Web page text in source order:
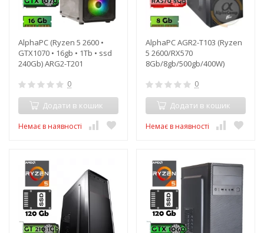
AlphaPC (Ryzen 5 2600 •
GTX1070 • 16gb • 1Tb • ssd
240Gb) ARG2-T201
0
Додати в кошик
Немає в наявності
AlphaPC AGR2-T103 (Ryzen
5 2600/RX570
8Gb/8gb/500gb/400W)
0
Додати в кошик
Немає в наявності